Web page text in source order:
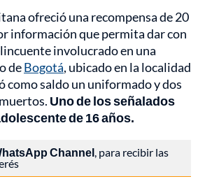
ofreció una recompensa de 20
información que permita dar con
involucrado en una
deBogotá, ubicado en la localidad
como saldo un uniformado y dos
Uno de los señalados
de 16 años.
Channel , para recibir las